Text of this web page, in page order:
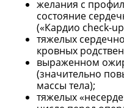
желания с
состояние
(«Кардио check-
тяжелых
кровных
выраженном
(значительно
массы тела);
тяжелых